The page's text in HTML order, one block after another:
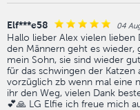
Elf***e58 04
Hallo lieber Alex vielen
den Männern geht es wieder,
mein Sohn, sie sind wieder
für das schwingen der
vorzüglich zb wenn mal eine
ihr den Weg, vielen Dank
💕🙏 LG Elfie ich freue mich